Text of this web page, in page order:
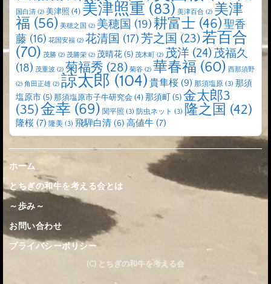
国白清 (2) 美津照 (4) 美津照重 (83) 美津百合 (2) 美津
福 (56) 美穂之国 (2) 美穂国 (19)耕富士 (46)聖香
藤 (16) 花国安福 (2) 花清国 (17)芳之国 (23)若百合
(70) 茂勝 (2) 茂勝栄 (2) 茂晴花(5) 茂木町 (2) 茂洋 (24)茂福久
(18) 茂重波 (2) 菊福秀 (28) 菊谷 (2) 華春福 (60) 西那須野
(2) 角田正雄 (2) 諒太郎 (104) 貴隼桜 (9) 那須塩原 (3) 那須
塩原市(5) 那須塩原市子牛研究会 (4) 那須町 (5)金太郎3
(35)金幸 (69) 関平照 (3) 防虫ネット (3) 隆之国 (42)
隆桜 (7) 隆美 (3) 飛騨白清 (6) 高値牛 (7)
ホーム
とちぎの和牛を考える会とは
～歩み～
お問い合わせ
プライバシーポリシー
(C) とちぎの和牛を考える会